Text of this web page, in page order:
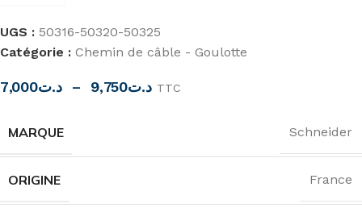
UGS : 50316-50320-50325
Catégorie : Chemin de câble - Goulotte
د.ت7,000 – د.ت9,750 TTC
MARQUE Schneider
ORIGINE France